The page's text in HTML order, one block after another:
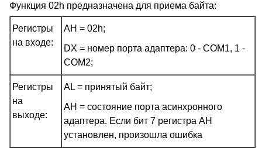
Функция 02h предназначена для приема байта:
Регистры
на входе:
AH = 02h;
DX = номер порта адаптера: 0 - COM1, 1 -
COM2;
Регистры
на
выходе:
AL = принятый байт;
AH = состояние порта асинхронного
адаптера. Если бит 7 регистра AH
установлен, произошла ошибка